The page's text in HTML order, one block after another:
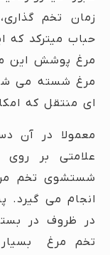
زمان تخم
حباب میترکد که
مرغ پوشش این
مرغ شسته می
ای منتقل که
معمولا در آن
علامتی بر روی
شستشوی تخم
انجام می گیرد.
در ظروف در
تخم مرغ بسیار